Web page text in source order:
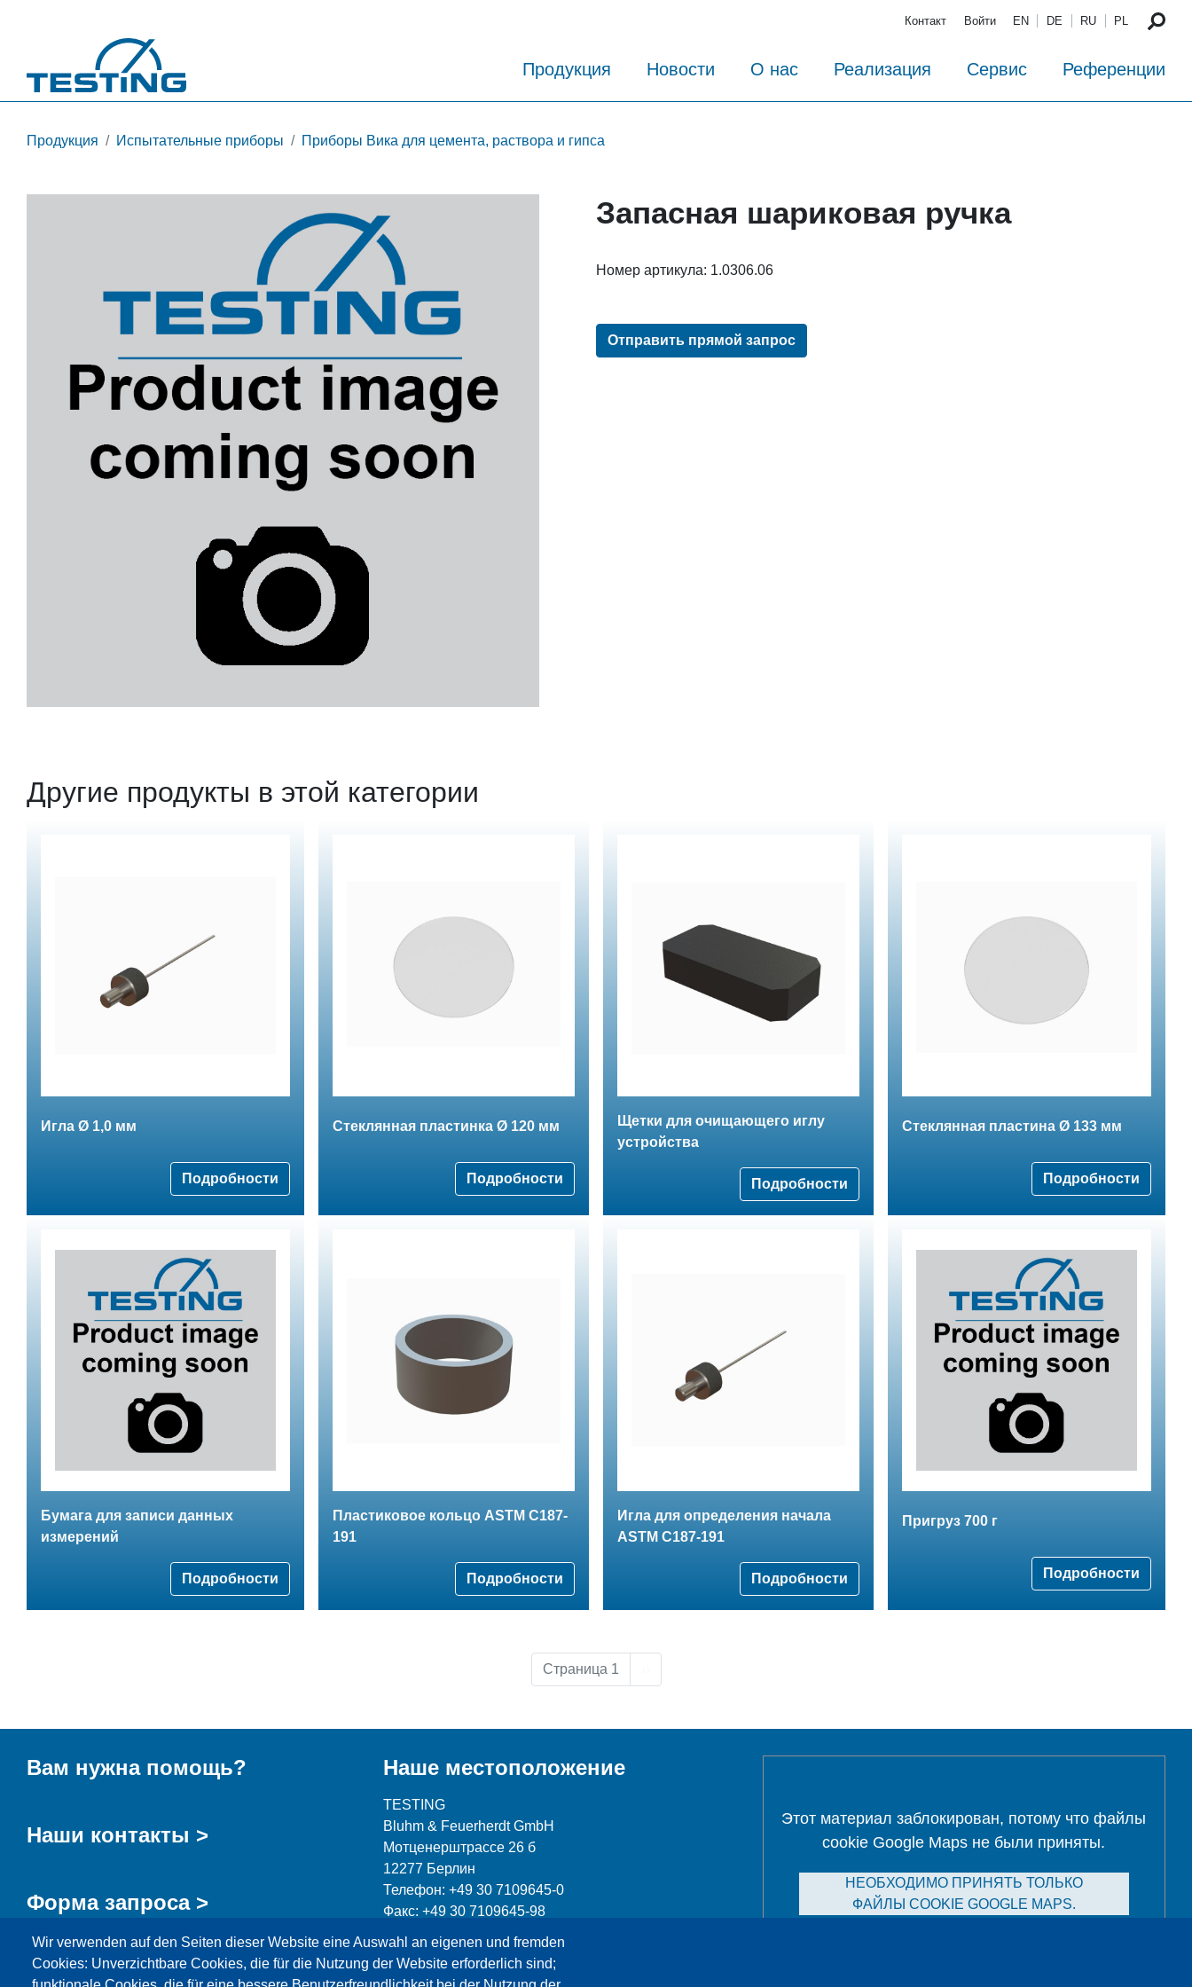
Контакт Войти EN DE RU PL
Продукция Новости О нас Реализация Сервис Референции
Продукция Испытательные приборы Приборы Вика для цемента, раствора и гипса
Запасная шариковая ручка
Номер артикула: 1.0306.06
Отправить прямой запрос
Другие продукты в этой категории
Игла Ø 1,0 мм
Подробности
Стеклянная пластинка Ø 120 мм
Подробности
Щетки для очищающего иглу
устройства
Подробности
Стеклянная пластина Ø 133 мм
Подробности
Бумага для записи данных
измерений
Подробности
Пластиковое кольцо ASTM C187-
191
Подробности
Игла для определения начала
ASTM C187-191
Подробности
Пригруз 700 г
Подробности
Страница 1
Wir verwenden auf den Seiten dieser Website eine Auswahl an eigenen und fremden
Cookies: Unverzichtbare Cookies, die für die Nutzung der Website erforderlich sind;
Вам нужна помощь?
Наши контакты >
Форма запроса >
Наше местоположение
TESTING
Bluhm & Feuerherdt GmbH
Мотценерштрассе 26 б
12277 Берлин
Телефон: +49 30 7109645-0
Факс: +49 30 7109645-98
info@testing.de
Этот материал заблокирован, потому что файлы
cookie Google Maps не были приняты.
НЕОБХОДИМО ПРИНЯТЬ ТОЛЬКО
ФАЙЛЫ COOKIE GOOGLE MAPS.